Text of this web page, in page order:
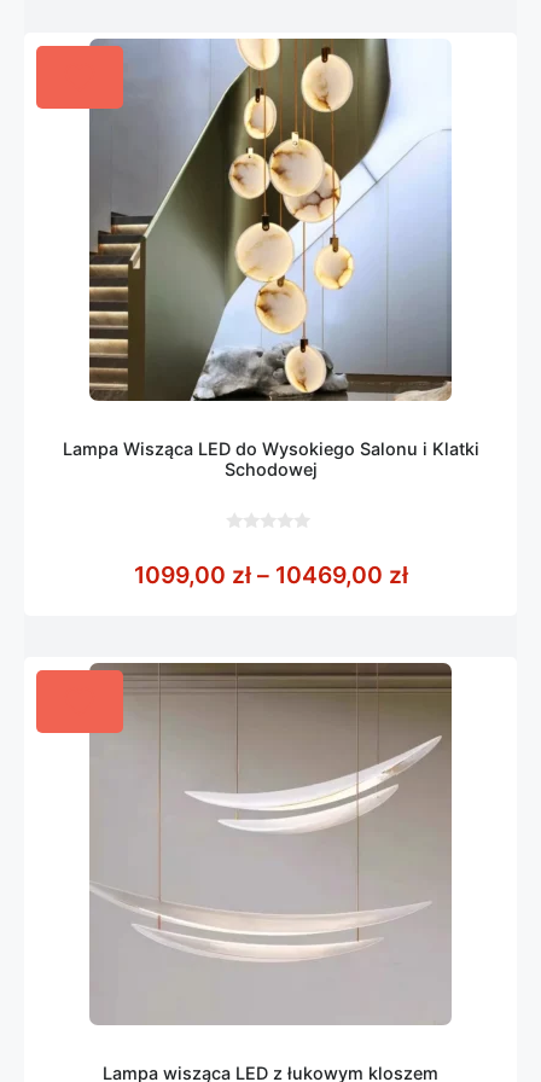
Lampa Wisząca LED do Wysokiego Salonu i Klatki
Schodowej
5
1099,00 zł – 10469,00 złZakres
Lampa wisząca LED z łukowym kloszem